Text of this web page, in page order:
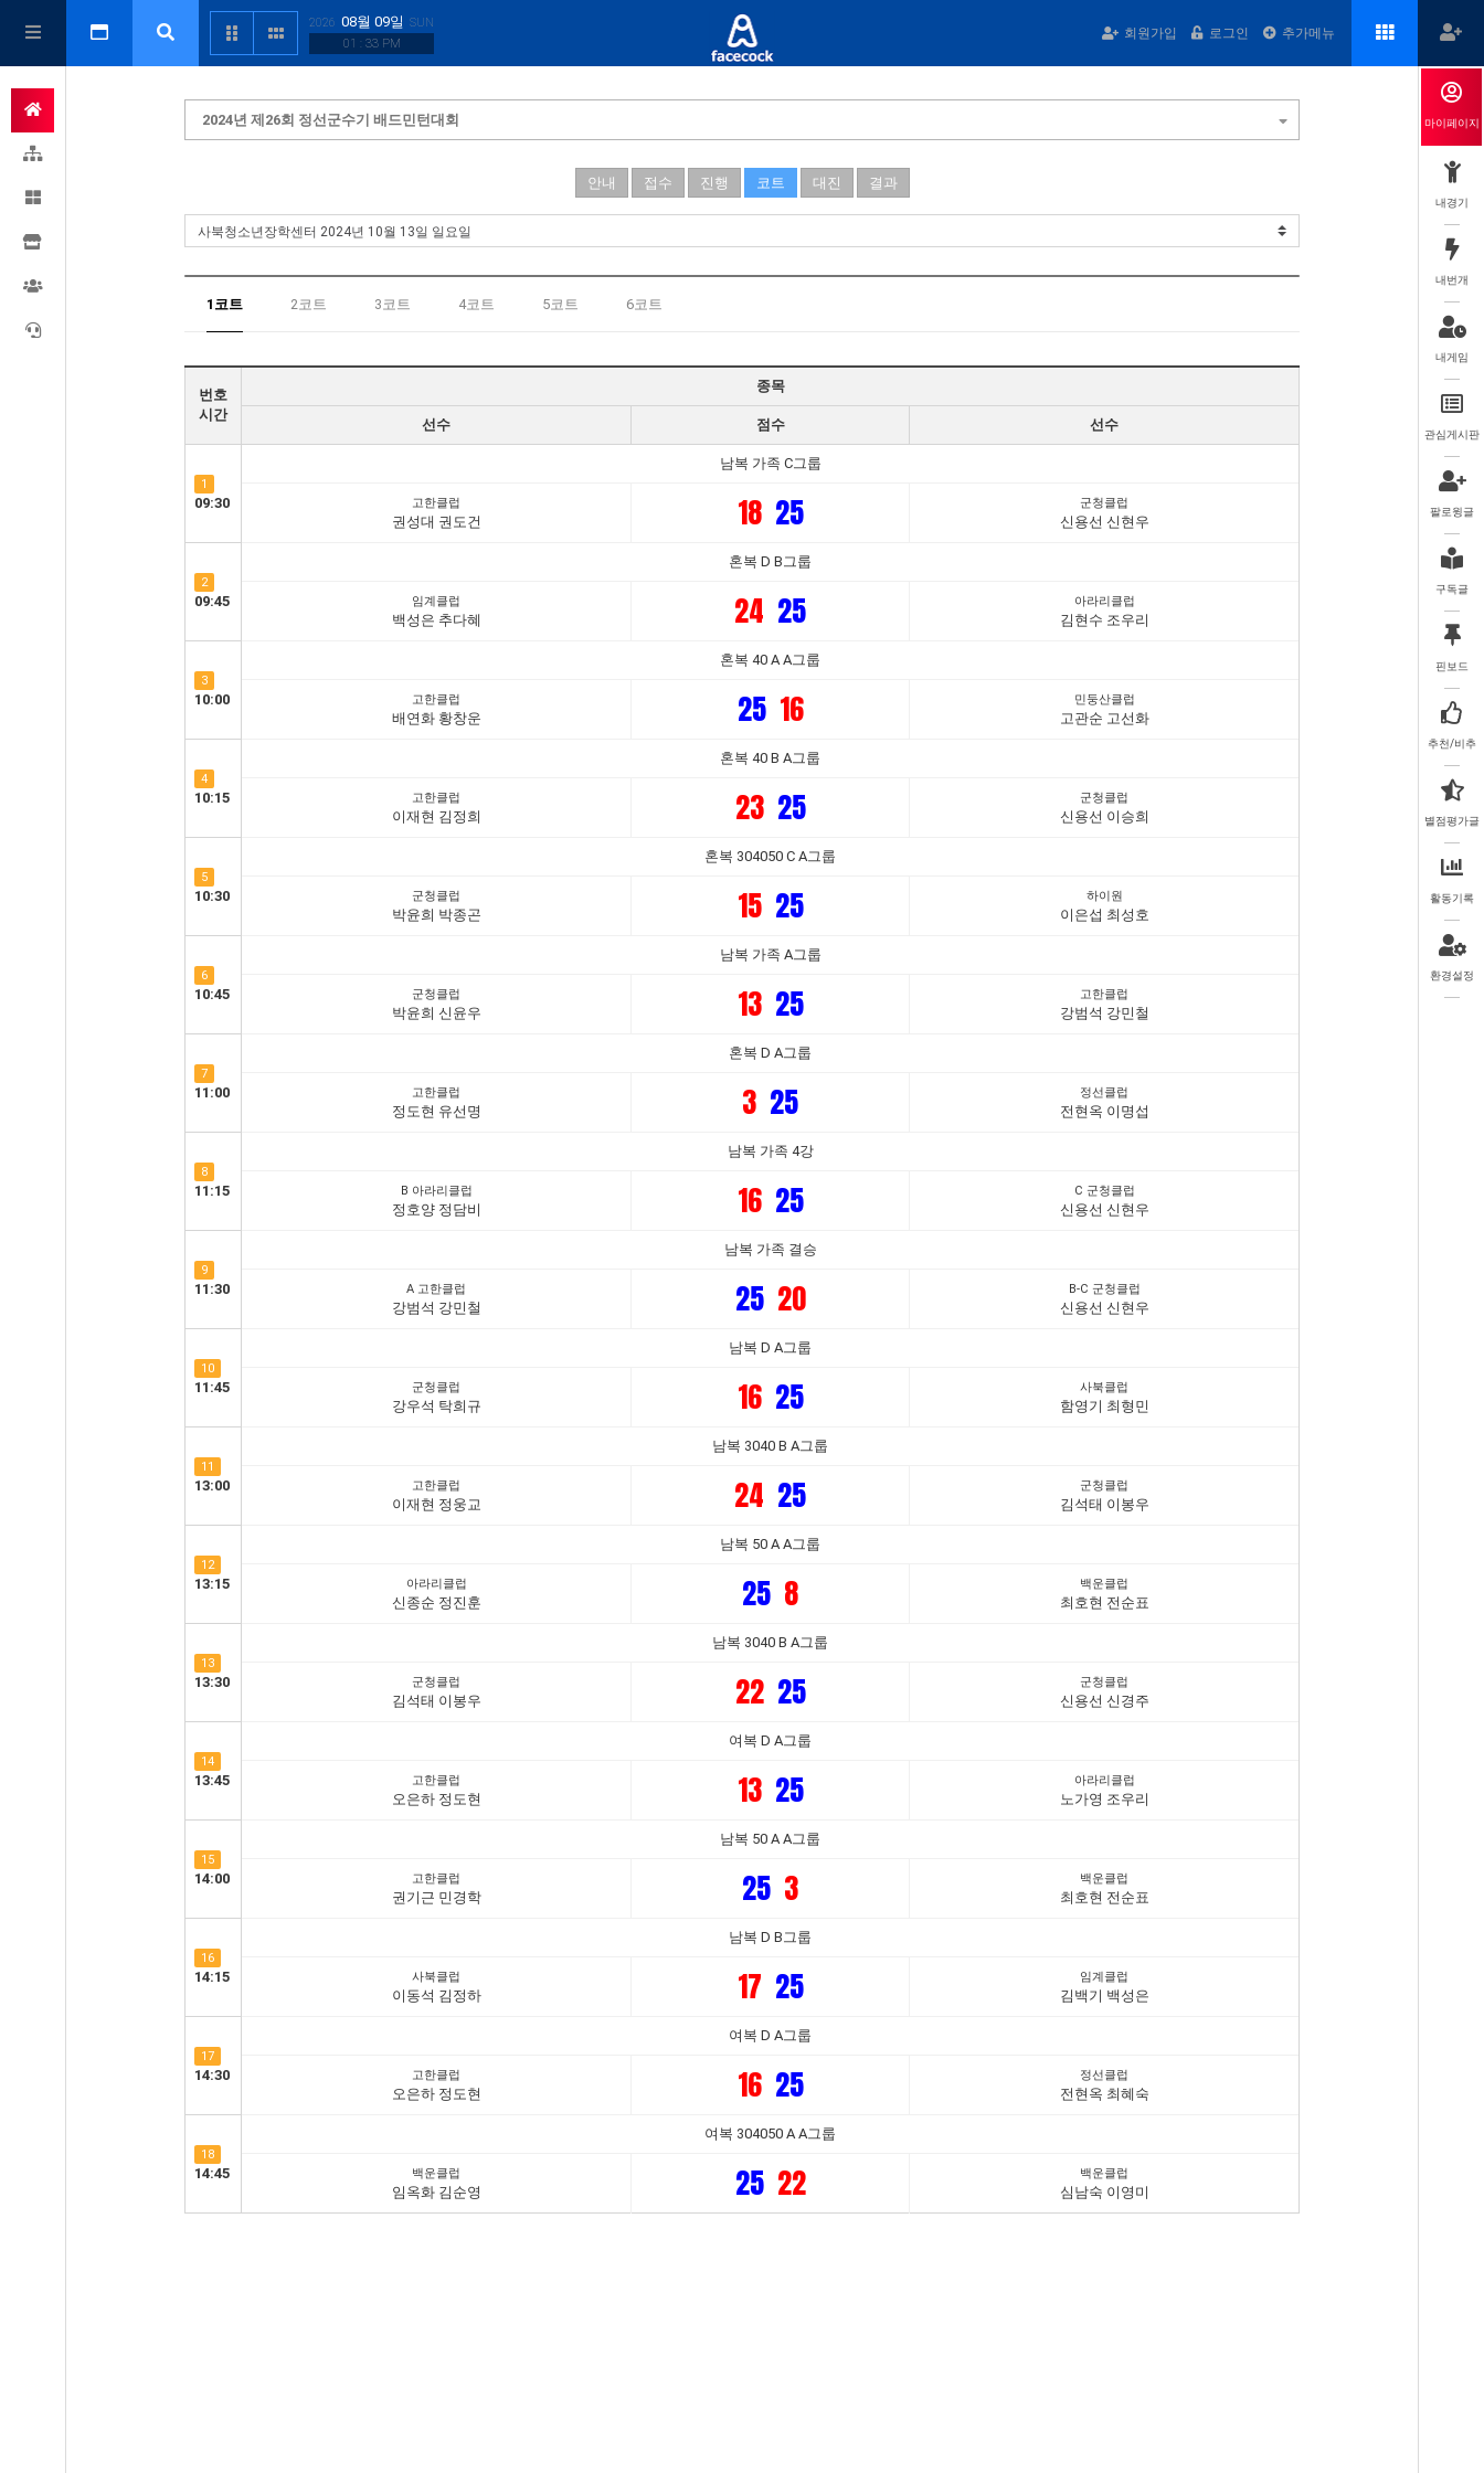
2026 08월 09일 SUN
01 : 33 PM
회원가입 로그인 추가메뉴
2024년 제26회 정선군수기 배드민턴대회
안내 접수 진행 코트 대진 결과
1코트 2코트 3코트 4코트 5코트 6코트
번호
시간
종목
선수 점수 선수
1
09:30
남복 가족 C그룹
고한클럽
권성대 권도건 18 25 군청클럽
신용선 신현우
2
09:45
혼복 D B그룹
임계클럽
백성은 추다혜 24 25 아라리클럽
김현수 조우리
3
10:00
혼복 40 A A그룹
고한클럽
배연화 황창운 25 16 민둥산클럽
고관순 고선화
4
10:15
혼복 40 B A그룹
고한클럽
이재현 김정희 23 25 군청클럽
신용선 이승희
5
10:30
혼복 304050 C A그룹
군청클럽
박윤희 박종곤 15 25 하이원
이은섭 최성호
6
10:45
남복 가족 A그룹
군청클럽
박윤희 신윤우 13 25 고한클럽
강범석 강민철
7
11:00
혼복 D A그룹
고한클럽
정도현 유선명 3 25 정선클럽
전현옥 이명섭
8
11:15
남복 가족 4강
B 아라리클럽
정호양 정담비 16 25 C 군청클럽
신용선 신현우
9
11:30
남복 가족 결승
A 고한클럽
강범석 강민철 25 20 B-C 군청클럽
신용선 신현우
10
11:45
남복 D A그룹
군청클럽
강우석 탁희규 16 25 사북클럽
함영기 최형민
11
13:00
남복 3040 B A그룹
고한클럽
이재현 정웅교 24 25 군청클럽
김석태 이봉우
12
13:15
남복 50 A A그룹
아라리클럽
신종순 정진훈 25 8 백운클럽
최호현 전순표
13
13:30
남복 3040 B A그룹
군청클럽
김석태 이봉우 22 25 군청클럽
신용선 신경주
14
13:45
여복 D A그룹
고한클럽
오은하 정도현 13 25 아라리클럽
노가영 조우리
15
14:00
남복 50 A A그룹
고한클럽
권기근 민경학 25 3 백운클럽
최호현 전순표
16
14:15
남복 D B그룹
사북클럽
이동석 김정하 17 25 임계클럽
김백기 백성은
17
14:30
여복 D A그룹
고한클럽
오은하 정도현 16 25 정선클럽
전현옥 최혜숙
18
14:45
여복 304050 A A그룹
백운클럽
임옥화 김순영 25 22 백운클럽
심남숙 이영미
마이페이지
내경기
내번개
내게임
관심게시판
팔로윙글
구독글
핀보드
추천/비추
별점평가글
활동기록
환경설정